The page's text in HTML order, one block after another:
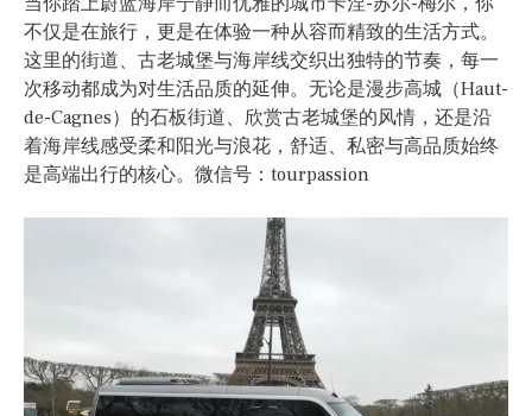
不仅是在旅行，更是在体验一种从容而精致的生活方式。
这里的街道、古老城堡与海岸线交织出独特的节奏，每一
次移动都成为对生活品质的延伸。无论是漫步高城（Haut-
de-Cagnes）的石板街道、欣赏古老城堡的风情，还是沿
着海岸线感受柔和阳光与浪花，舒适、私密与高品质始终
是高端出行的核心。微信号：tourpassion